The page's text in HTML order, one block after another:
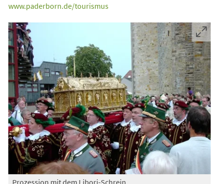
www.paderborn.de/tourismus
Prozession mit dem Libori-Schrein